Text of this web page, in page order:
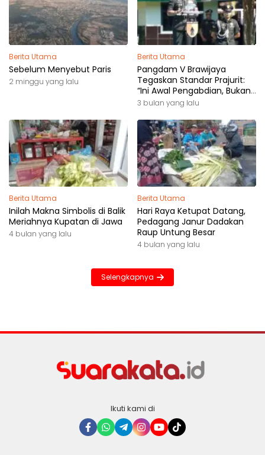
Berita Utama
Sebelum Menyebut Paris
2 minggu yang lalu
Berita Utama
Pangdam V Brawijaya
Tegaskan Standar Prajurit:
“Ini Awal Pengabdian, Bukan
Akhir Perjalanan”
3 bulan yang lalu
Berita Utama
Inilah Makna Simbolis di Balik
Meriahnya Kupatan di Jawa
4 bulan yang lalu
Berita Utama
Hari Raya Ketupat Datang,
Pedagang Janur Dadakan
Raup Untung Besar
4 bulan yang lalu
Selengkapnya
Ikuti kami di